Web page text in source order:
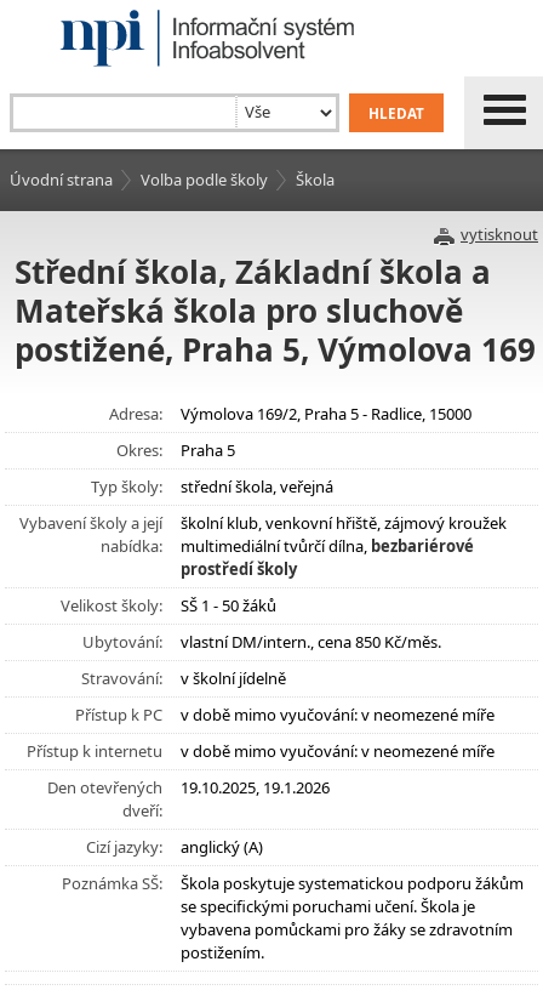
Úvodní strana Volba podle školy Škola
vytisknout
Střední škola, Základní škola a
Mateřská škola pro sluchově
postižené, Praha 5, Výmolova 169
Adresa:
Výmolova 169/2, Praha 5 - Radlice, 15000
Okres:
Praha 5
Typ školy:
střední škola, veřejná
Vybavení školy a její
nabídka:
školní klub, venkovní hřiště, zájmový kroužek
multimediální tvůrčí dílna, bezbariérové
prostředí školy
Velikost školy:
SŠ 1 - 50 žáků
Ubytování:
vlastní DM/intern., cena 850 Kč/měs.
Stravování:
v školní jídelně
Přístup k PC
v době mimo vyučování: v neomezené míře
Přístup k internetu
v době mimo vyučování: v neomezené míře
Den otevřených
dveří:
19.10.2025, 19.1.2026
Cizí jazyky:
anglický (A)
Poznámka SŠ:
Škola poskytuje systematickou podporu žákům
se specifickými poruchami učení. Škola je
vybavena pomůckami pro žáky se zdravotním
postižením.